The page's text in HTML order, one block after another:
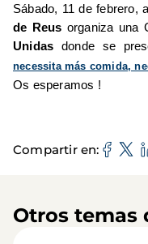
Sábado, 11 de febrero,
de Reus organiza una
Unidas donde se
necessita más comida,
Os esperamos !
Compartir en
Otros temas